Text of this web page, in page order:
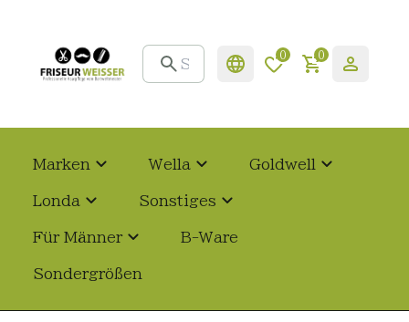
0 0
Marken Wella Goldwell
Londa Sonstiges
Für Männer B-Ware
Sondergrößen